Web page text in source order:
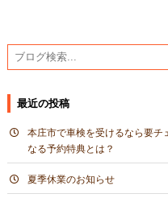
最近の投稿
本庄市で車検を受けるなら要チ
なる予約特典とは？
夏季休業のお知らせ